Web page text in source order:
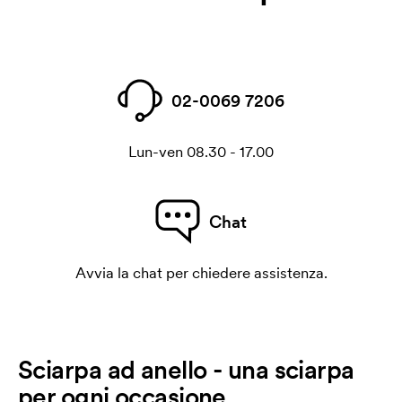
02-0069 7206
Lun-ven 08.30 - 17.00
Chat
Avvia la chat per chiedere assistenza.
Sciarpa ad anello - una sciarpa